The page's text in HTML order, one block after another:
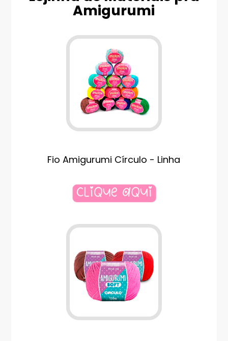
Amigurumi
Fio Amigurumi Círculo - Linha